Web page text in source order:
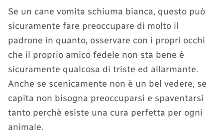
Se un cane vomita schiuma bianca, questo può
sicuramente fare preoccupare di molto il
padrone in quanto, osservare con i propri occhi
che il proprio amico fedele non sta bene è
sicuramente qualcosa di triste ed allarmante.
Anche se scenicamente non è un bel vedere, se
capita non bisogna preoccuparsi e spaventarsi
tanto perchè esiste una cura perfetta per ogni
animale.